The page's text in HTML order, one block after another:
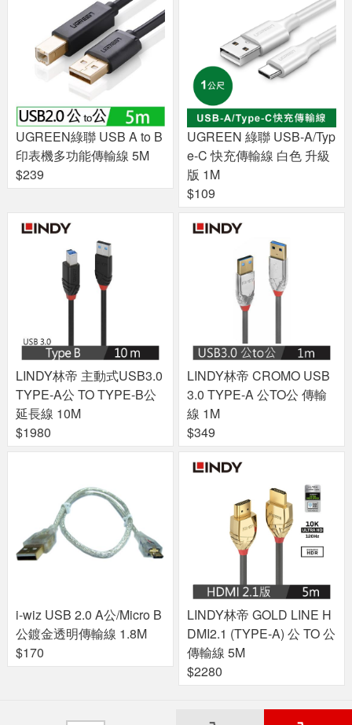
UGREEN綠聯 USB A to B
印表機多功能傳輸線 5M
$239
UGREEN 綠聯 USB-A/Typ
e-C 快充傳輸線 白色 升級
版 1M
$109
LINDY林帝 主動式USB3.0
TYPE-A公 TO TYPE-B公
延長線 10M
$1980
LINDY林帝 CROMO USB
3.0 TYPE-A 公TO公 傳輸
線 1M
$349
i-wiz USB 2.0 A公/Micro B
公鍍金透明傳輸線 1.8M
$170
LINDY林帝 GOLD LINE H
DMI2.1 (TYPE-A) 公 TO 公
傳輸線 5M
$2280
關於良興